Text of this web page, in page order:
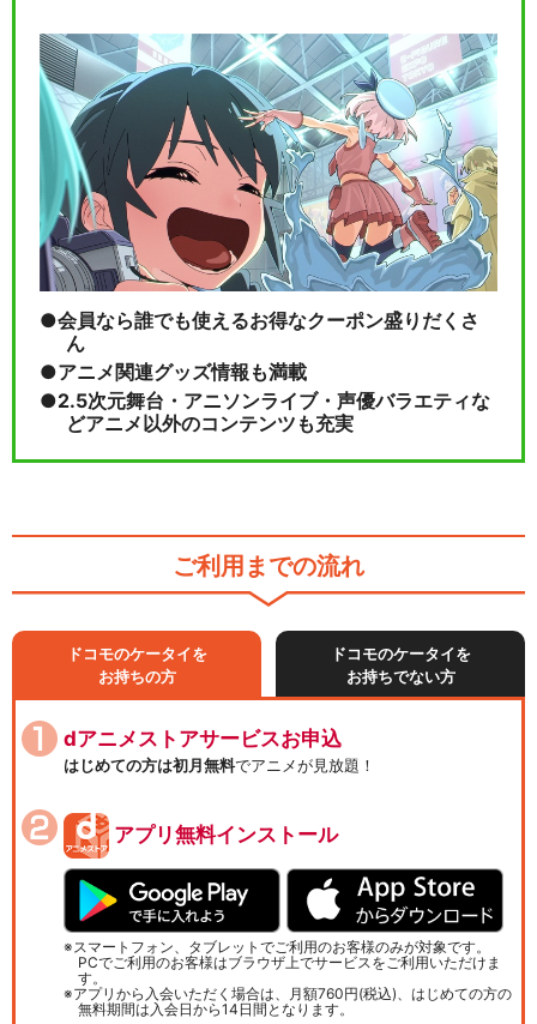
会員なら誰でも使えるお得なクーポン盛りだくさ
ん
アニメ関連グッズ情報も満載
2.5次元舞台・アニソンライブ・声優バラエティな
どアニメ以外のコンテンツも充実
ご利用までの流れ
ドコモのケータイを
お持ちの方
ドコモのケータイを
お持ちでない方
dアニメストアサービスお申込
はじめての方は初月無料でアニメが見放題！
アプリ無料インストール
スマートフォン、タブレットでご利用のお客様のみが対象です。
PCでご利用のお客様はブラウザ上でサービスをご利用いただけま
す。
アプリから入会いただく場合は、月額760円(税込)、はじめての方の
無料期間は入会日から14日間となります。